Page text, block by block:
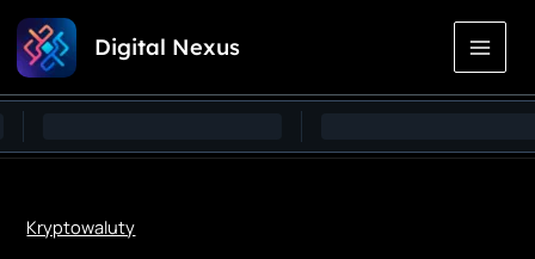
Przejdź
do
treści
Digital Nexus
Kryptowaluty